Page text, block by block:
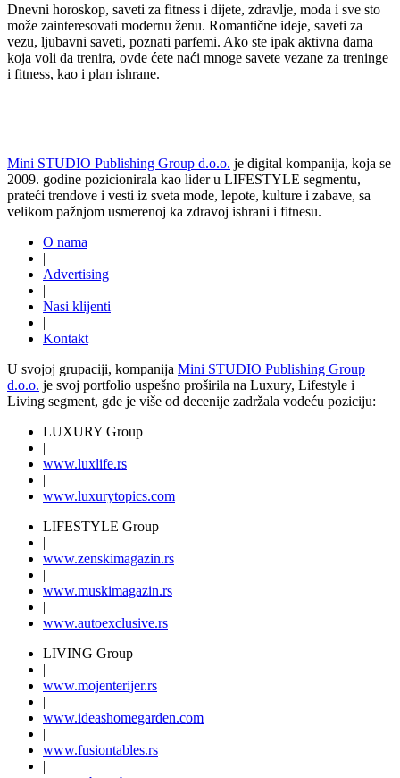
Dnevni horoskop, saveti za fitness i dijete, zdravlje, moda i sve sto
može zainteresovati modernu ženu. Romantične ideje, saveti za
vezu, ljubavni saveti, poznati parfemi. Ako ste ipak aktivna dama
koja voli da trenira, ovde ćete naći mnoge savete vezane za treninge
i fitness, kao i plan ishrane.
Mini STUDIO Publishing Group d.o.o. je digital kompanija, koja se
2009. godine pozicionirala kao lider u LIFESTYLE segmentu,
prateći trendove i vesti iz sveta mode, lepote, kulture i zabave, sa
velikom pažnjom usmerenoj ka zdravoj ishrani i fitnesu.
O nama
|
Advertising
|
Nasi klijenti
|
Kontakt
U svojoj grupaciji, kompanija Mini STUDIO Publishing Group
d.o.o. je svoj portfolio uspešno proširila na Luxury, Lifestyle i
Living segment, gde je više od decenije zadržala vodeću poziciju:
LUXURY Group
|
www.luxlife.rs
|
www.luxurytopics.com
LIFESTYLE Group
|
www.zenskimagazin.rs
|
www.muskimagazin.rs
|
www.autoexclusive.rs
LIVING Group
|
www.mojenterijer.rs
|
www.ideashomegarden.com
|
www.fusiontables.rs
|